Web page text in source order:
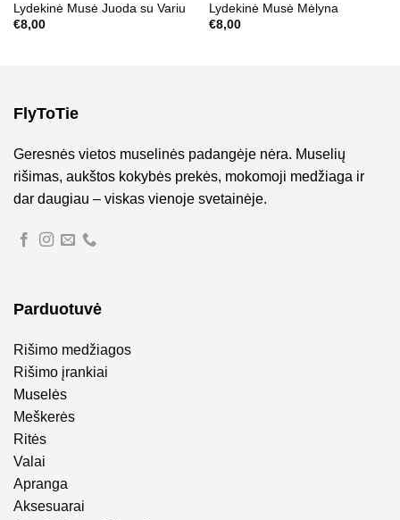
Lydekinė Musė Juoda su Variu
€8,00
Lydekinė Musė Mėlyna
€8,00
FlyToTie
Geresnės vietos muselinės padangėje nėra. Muselių
rišimas, aukštos kokybės prekės, mokomoji medžiaga ir
dar daugiau – viskas vienoje svetainėje.
Parduotuvė
Rišimo medžiagos
Rišimo įrankiai
Muselės
Meškerės
Ritės
Valai
Apranga
Aksesuarai